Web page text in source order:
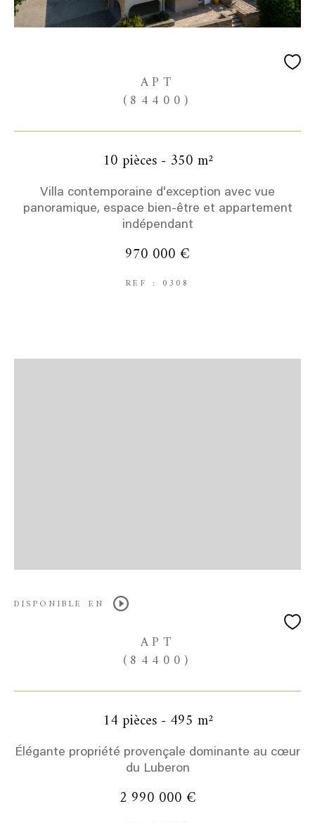
APT
(84400)
10 pièces - 350 m²
Villa contemporaine d'exception avec vue
panoramique, espace bien-être et appartement
indépendant
970 000 €
REF : 0308
DISPONIBLE EN
APT
(84400)
14 pièces - 495 m²
Élégante propriété provençale dominante au cœur
du Luberon
2 990 000 €